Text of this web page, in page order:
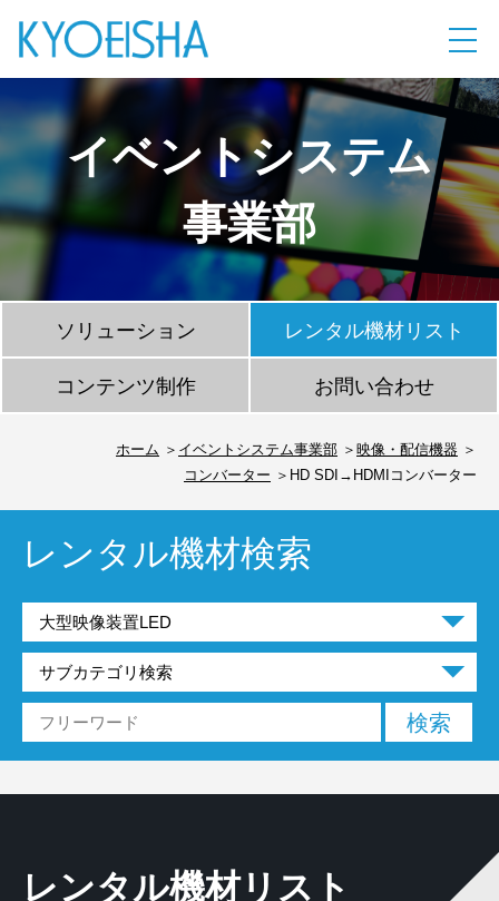
イベントシステム
事業部
ソリューション レンタル機材リスト
コンテンツ制作 お問い合わせ
ホーム イベントシステム事業部
映像・配信機器
コンバーター
HD SDI→HDMIコンバーター
レンタル機材検索
レンタル機材リスト